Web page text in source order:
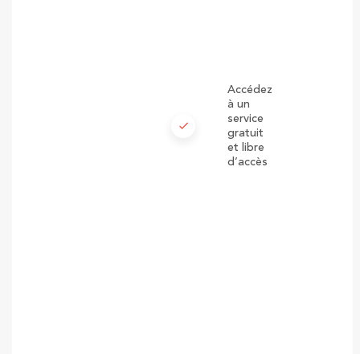
check
Accédez
à un
service
gratuit
et libre
d’accès